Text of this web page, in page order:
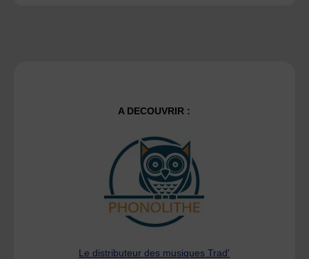
A DECOUVRIR :
Le distributeur des musiques Trad'